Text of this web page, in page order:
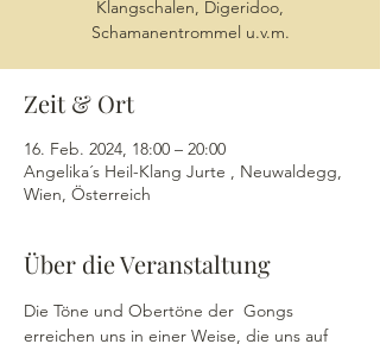
Klangschalen, Digeridoo,
Schamanentrommel u.v.m.
Zeit & Ort
16. Feb. 2024, 18:00 – 20:00
Angelika´s Heil-Klang Jurte , Neuwaldegg,
Wien, Österreich
Über die Veranstaltung
Die Töne und Obertöne der  Gongs
erreichen uns in einer Weise, die uns auf